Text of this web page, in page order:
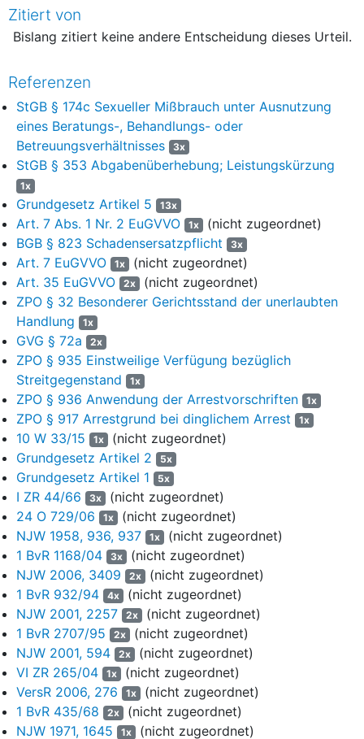
1. Der Antrag auf Erlass einer einstweiligen Verfügung wird
zurückgewiesen.
Tatbestand
1
Der Antragsteller begehrt von den Antragsgegnerinnen im
Wege des einstweiligen Rechtsschutzes Unterlassung einer
vermeintlichen Verletzung eines postmortalen
Persönlichkeitsrechts im Zusammenhang mit der
Veröffentlichung eines Buches.
2
Der Antragsteller sind die als eingetragener Verein
organisierten xxxxx xxxxx, ein Säkularinstitut, welches 1926
von Pater xxxx xxx gegründet wurde (Anlage ASt.1) und dessen
postmortales Persönlichkeitsrecht hier im Streit steht. Der
Antragsteller ist seit 1987 im Vereinsregister eingetragen (Anlage
ASt.30); für den Inhalt der Satzung wird auf die als Anlage B14
eingereichte Ablichtung verwiesen.
3
Pater xxxx xxxx (geb. 16.11.1885, gest. 15.09.1968) war
Mitglied der Gesellschaft der Pallottiner, einer Gesellschaft
apostolischen Lebens, und Gründer der internationalen
Schönstattbewegung, zu der heute neben dem Antragsteller
auch die Institute der Schönpatres, der Diözesanpriester, der
Marienbrüder, der Frauen von Schönstatt und das Institut der
Familien gehören. Von März 1942 bis April 1945 war Pater xxxx
im Konzentrationslager Dachau inhaftiert. Einer diözesanen
Visitation der Schwesterngemeinschaft ab dem Frühjahr 1949
folgte eine päpstliche Visitation, in deren Folge Pater xxxx ein
Kontaktverbot zum gesamten Schönstattwerk ausgesprochen
wurde. Er verließ Europa und ging nach Amerika ins Exil. Nach
seiner Rückkehr nach Deutschland trat er im Jahr 1965 aus der
Gesellschaft der Pallotiner aus und wurde als Diözesanpriester
in die Diözese Münster inkardiniert. Sieben Jahre nach seinem
Tod wurde in Trier ein bis heute andauernder
Seligsprechungsprozess eröffnet.
4
Pater Xxxxx verfasste zu Lebzeiten kein Testament. Das
Generalpräsidium als oberste Körperschaft des
Schönstattwerkes beauftragte nach seinem Tod Pater Dr. xxx
xxx damit, den Verbleib seines Nachlasses verbindlich zu
Zitiert von
Bislang zitiert keine andere Entscheidung dieses Urteil.
Referenzen
StGB § 174c Sexueller Mißbrauch unter Ausnutzung
eines Beratungs-, Behandlungs- oder
Betreuungsverhältnisses
3x
StGB § 353 Abgabenüberhebung; Leistungskürzung
1x
Grundgesetz Artikel 5 13x
Art. 7 Abs. 1 Nr. 2 EuGVVO 1x (nicht zugeordnet)
BGB § 823 Schadensersatzpflicht
3x
Art. 7 EuGVVO 1x (nicht zugeordnet)
Art. 35 EuGVVO
2x (nicht zugeordnet)
ZPO § 32 Besonderer Gerichtsstand der unerlaubten
Handlung
1x
GVG § 72a 2x
ZPO § 935 Einstweilige Verfügung bezüglich
Streitgegenstand
1x
ZPO § 936 Anwendung der Arrestvorschriften 1x
ZPO § 917 Arrestgrund bei dinglichem Arrest 1x
10 W 33/15 1x (nicht zugeordnet)
Grundgesetz Artikel 2
5x
Grundgesetz Artikel 1 5x
I ZR 44/66 3x (nicht zugeordnet)
24 O 729/06
1x (nicht zugeordnet)
NJW 1958, 936, 937
1x (nicht zugeordnet)
1 BvR 1168/04
3x (nicht zugeordnet)
NJW 2006, 3409
2x (nicht zugeordnet)
1 BvR 932/94
4x (nicht zugeordnet)
NJW 2001, 2257
2x (nicht zugeordnet)
1 BvR 2707/95
2x (nicht zugeordnet)
NJW 2001, 594
2x (nicht zugeordnet)
VI ZR 265/04
1x (nicht zugeordnet)
VersR 2006, 276
1x (nicht zugeordnet)
1 BvR 435/68
2x (nicht zugeordnet)
NJW 1971, 1645
1x (nicht zugeordnet)